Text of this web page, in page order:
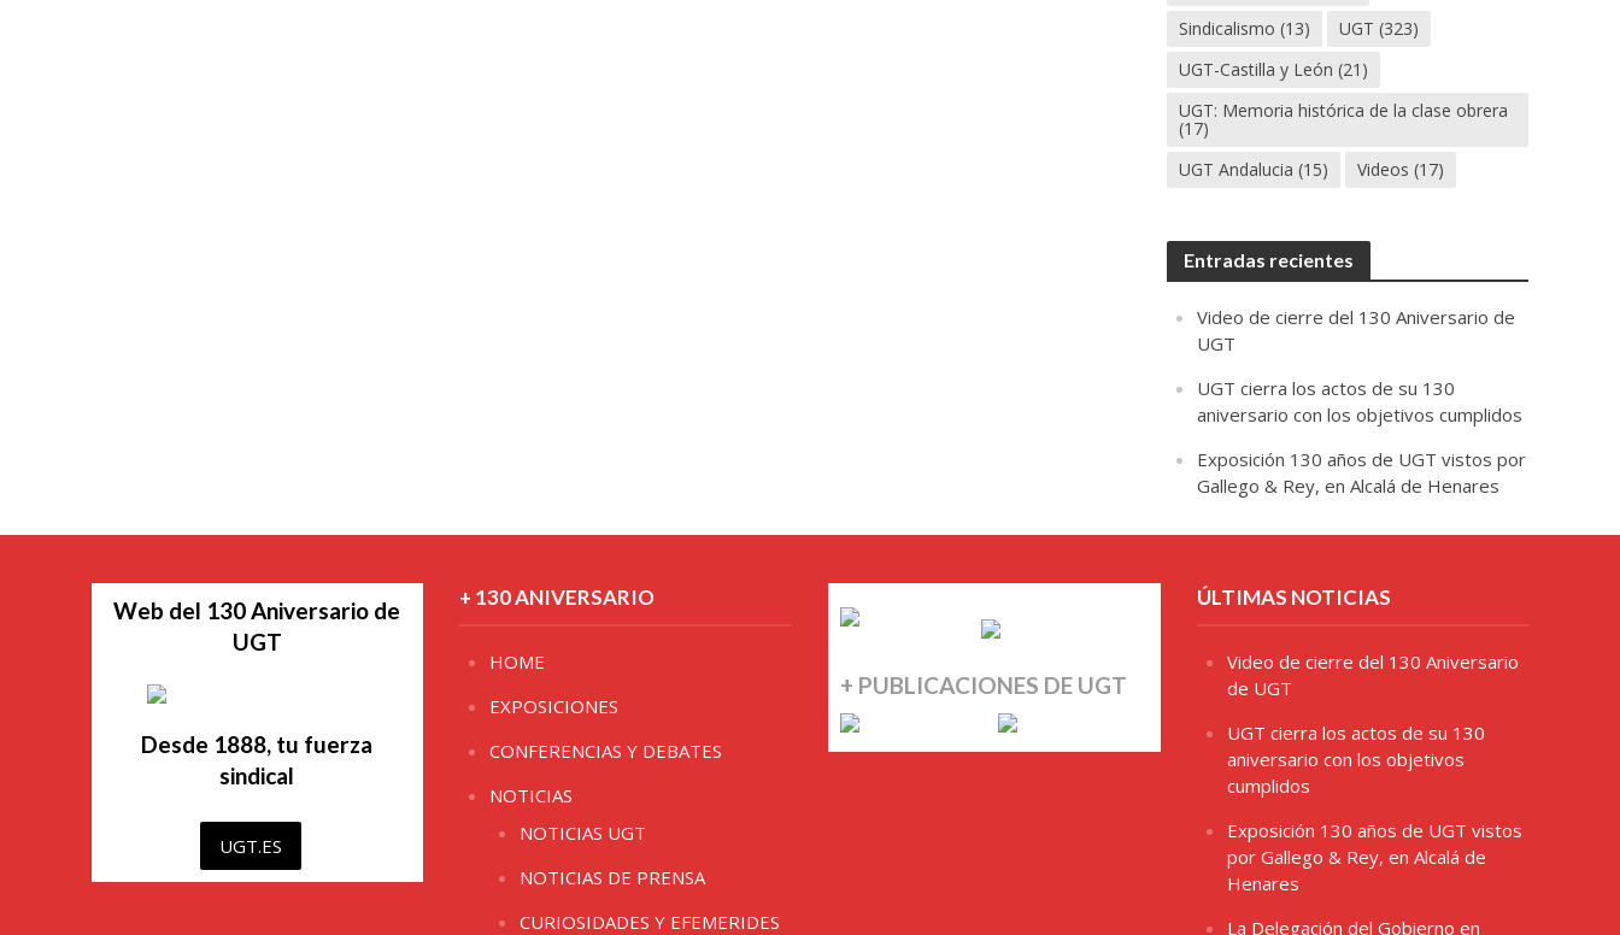
Sindicalismo (13) UGT (323)
UGT-Castilla y León (21)
UGT: Memoria histórica de la clase obrera
(17)
UGT Andalucia (15) Videos (17)
Entradas recientes
Video de cierre del 130 Aniversario de
UGT
UGT cierra los actos de su 130
aniversario con los objetivos cumplidos
Exposición 130 años de UGT vistos por
Gallego & Rey, en Alcalá de Henares
Web del 130 Aniversario de
UGT
Desde 1888, tu fuerza
sindical
UGT.ES
+ 130 ANIVERSARIO
HOME
EXPOSICIONES
CONFERENCIAS Y DEBATES
NOTICIAS
NOTICIAS UGT
NOTICIAS DE PRENSA
CURIOSIDADES Y EFEMERIDES
+ PUBLICACIONES DE UGT
ÚLTIMAS NOTICIAS
Video de cierre del 130 Aniversario
de UGT
UGT cierra los actos de su 130
aniversario con los objetivos
cumplidos
Exposición 130 años de UGT vistos
por Gallego & Rey, en Alcalá de
Henares
La Delegación del Gobierno en